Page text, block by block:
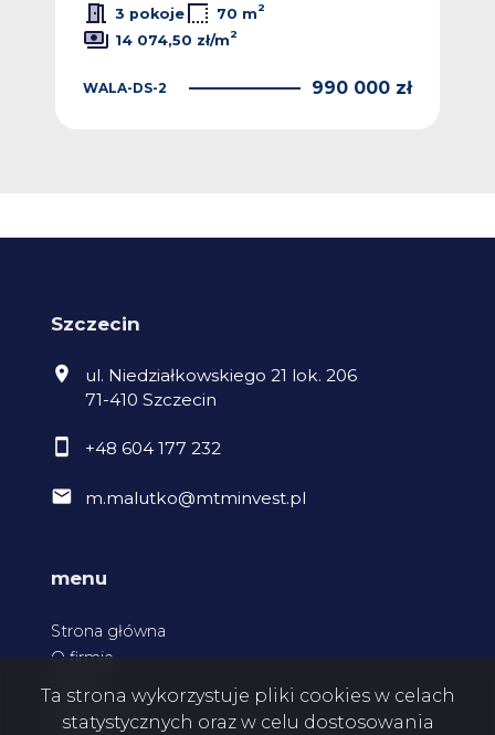
3 pokoje
70 m2
14 074,50 zł/m2
WALA-DS-2 990 000 zł
Szczecin
ul. Niedziałkowskiego 21 lok. 206
71-410 Szczecin
+48 604 177 232
m.malutko@mtminvest.pl
menu
Strona główna
O firmie
Ta strona wykorzystuje pliki cookies w celach
statystycznych oraz w celu dostosowania